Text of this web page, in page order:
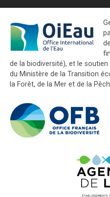
de la biodiversité), et le
du Ministère de la Transition
la Forêt, de la Mer et de la